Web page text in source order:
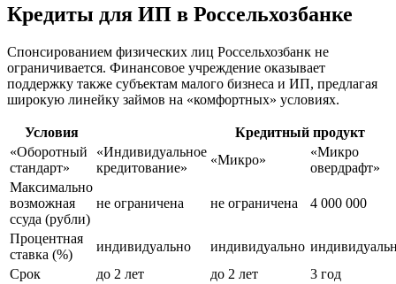
Кредиты для ИП в Россельхозбанке
Спонсированием физических лиц Россельхозбанк не
ограничивается. Финансовое учреждение оказывает
поддержку также субъектам малого бизнеса и ИП, предлагая
широкую линейку займов на «комфортных» условиях.
Условия
Кредитный продукт
«Оборотный
стандарт»
«Индивидуальное
кредитование»
«Микро»
«Микро
овердрафт»
Максимально
возможная
ссуда (рубли)
не ограничена не ограничена 4 000 000
Процентная
ставка (%)
индивидуально индивидуально
Срок
до 2 лет до 2 лет 3 год